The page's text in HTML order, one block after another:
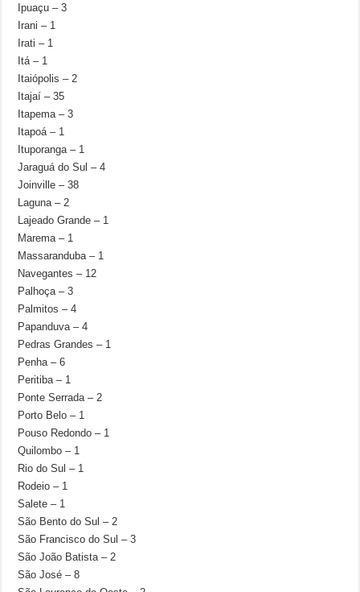
Ipuaçu – 3
Irani – 1
Irati – 1
Itá – 1
Itaiópolis – 2
Itajaí – 35
Itapema – 3
Itapoá – 1
Ituporanga – 1
Jaraguá do Sul – 4
Joinville – 38
Laguna – 2
Lajeado Grande – 1
Marema – 1
Massaranduba – 1
Navegantes – 12
Palhoça – 3
Palmitos – 4
Papanduva – 4
Pedras Grandes – 1
Penha – 6
Peritiba – 1
Ponte Serrada – 2
Porto Belo – 1
Pouso Redondo – 1
Quilombo – 1
Rio do Sul – 1
Rodeio – 1
Salete – 1
São Bento do Sul – 2
São Francisco do Sul – 3
São João Batista – 2
São José – 8